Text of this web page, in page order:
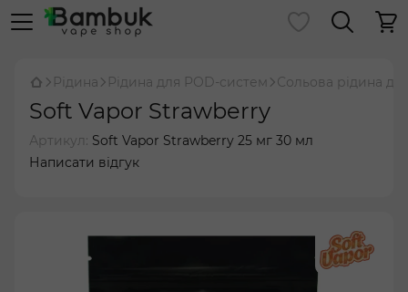
Рідина Рідина для POD-систем Сольова рідина
Soft Vapor Strawberry
Артикул: Soft Vapor Strawberry 25 мг 30 мл
Написати відгук